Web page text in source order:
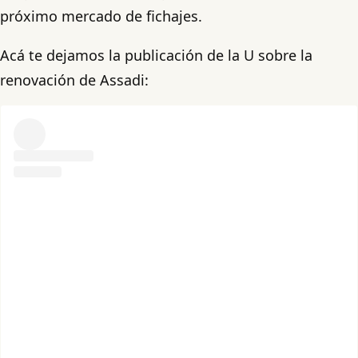
próximo mercado de fichajes.
Acá te dejamos la publicación de la U sobre la
renovación de Assadi: